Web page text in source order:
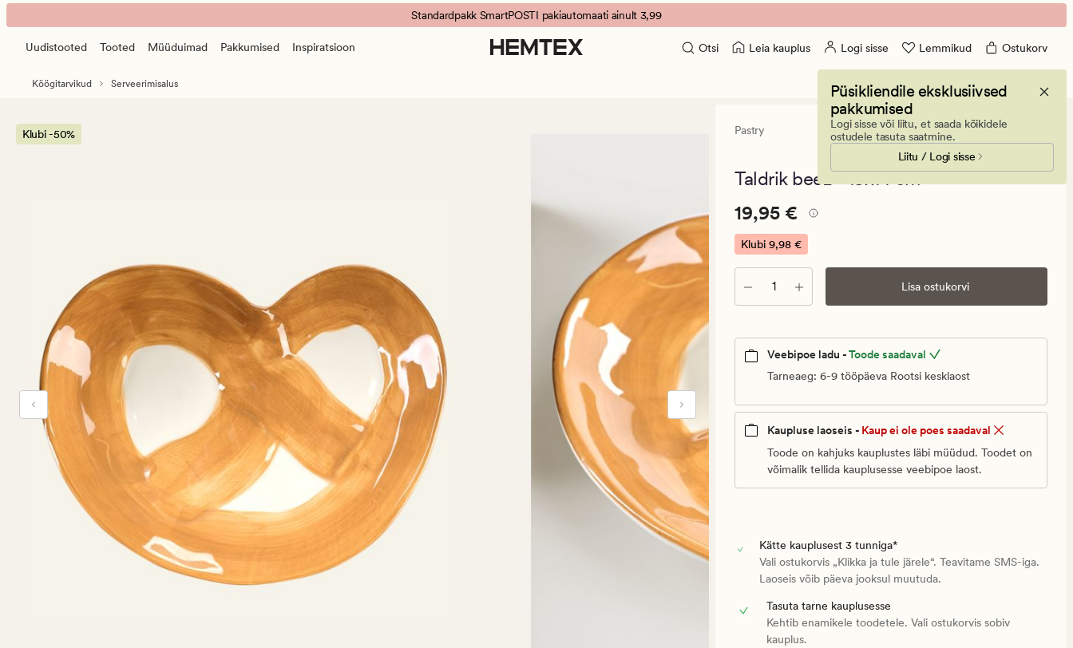
Pastry
taldrik
beež
banner.
Press
Standardpakk SmartPOSTI pakiautomaati ainult 3,99
Uudistooted Tooted Müüduimad Pakkumised Inspiratsioon Otsi Leia kauplus Logi sisse Lemmikud Ostukorv
Püsikliendile eksklusiivsed
pakkumised
Logi sisse või liitu, et saada kõikidele
ostudele tasuta saatmine.
Liitu / Logi sisse
Köögitarvikud Serveerimisalus
Klubi -50% Pastry
arvustust
0
Taldrik beež - 18x14 cm
Pris_ee
19,95
€.
Klubi
9,98
€
Pris_ee 19,95 €
19,95 €
Klubi 9,98 €
Kogus Lisa ostukorvi
Veebipoe ladu -Toode saadaval
Tarneaeg: 6-9 tööpäeva Rootsi kesklaost
Kaupluse laoseis - Kaup ei ole poes saadaval
Toode on kahjuks kauplustes läbi müüdud. Toodet on
võimalik tellida kauplusesse veebipoe laost.
Kätte kauplusest 3 tunniga*
Vali ostukorvis „Klikka ja tule järele“. Teavitame SMS-iga.
Laoseis võib päeva jooksul muutuda.
Tasuta tarne kauplusesse
Kehtib enamikele toodetele. Vali ostukorvis sobiv
kauplus.